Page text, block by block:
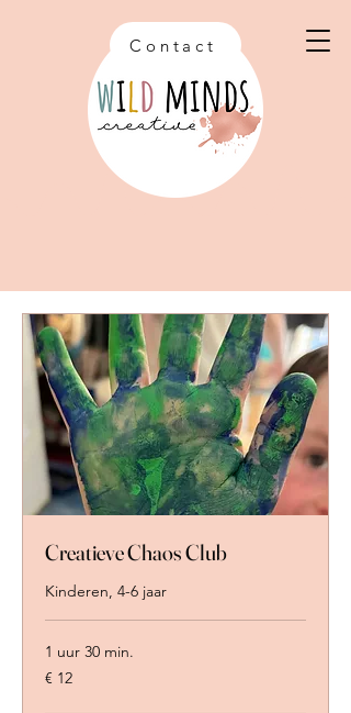
Contact
Creatieve Chaos Club
Kinderen, 4-6 jaar
1 uur 30 min.
12
euro
€ 12